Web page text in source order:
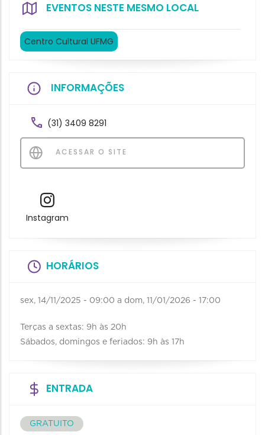
EVENTOS NESTE MESMO LOCAL
Centro Cultural UFMG
INFORMAÇÕES
(31) 3409 8291
ACESSAR O SITE
Instagram
HORÁRIOS
sex, 14/11/2025 - 09:00 a dom, 11/01/2026 - 17:00
Terças a sextas: 9h às 20h
Sábados, domingos e feriados: 9h às 17h
ENTRADA
GRATUITO